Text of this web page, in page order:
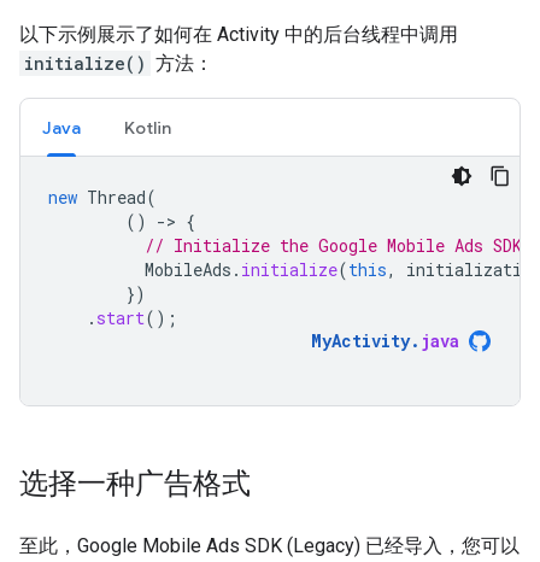
以下示例展示了如何在 Activity 中的后台线程中调用
initialize() 方法：
Java Kotlin
new Thread(
()
-> {
// Initialize the Google Mobile Ads SDK
MobileAds . initialize(this,
})
. start();
MyActivity. java
选择一种广告格式
至此， Google Mobile Ads SDK (Legacy) 已经导入，您可以